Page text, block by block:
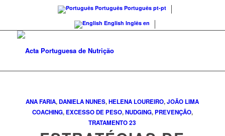
Português Português pt-pt
English Inglês en
ANA FARIA,DANIELA NUNES,HELENA LOUREIRO,JOÃO LIMA
COACHING, EXCESSO DE PESO,NUDGING,PREVENÇÃO,
TRATAMENTO 23